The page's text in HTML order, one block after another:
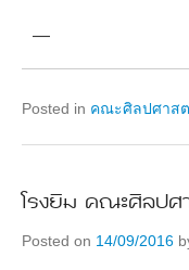
—
Posted in คณะศิลปศาส
โรงยิม คณะศิลปศ
Posted on 14/09/2016